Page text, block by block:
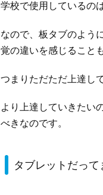
学校で使用しているの
なので、板タブのよう
覚の違いを感じること
つまりただただ上達し
より上達していきたい
べきなのです。
タブレットだっ